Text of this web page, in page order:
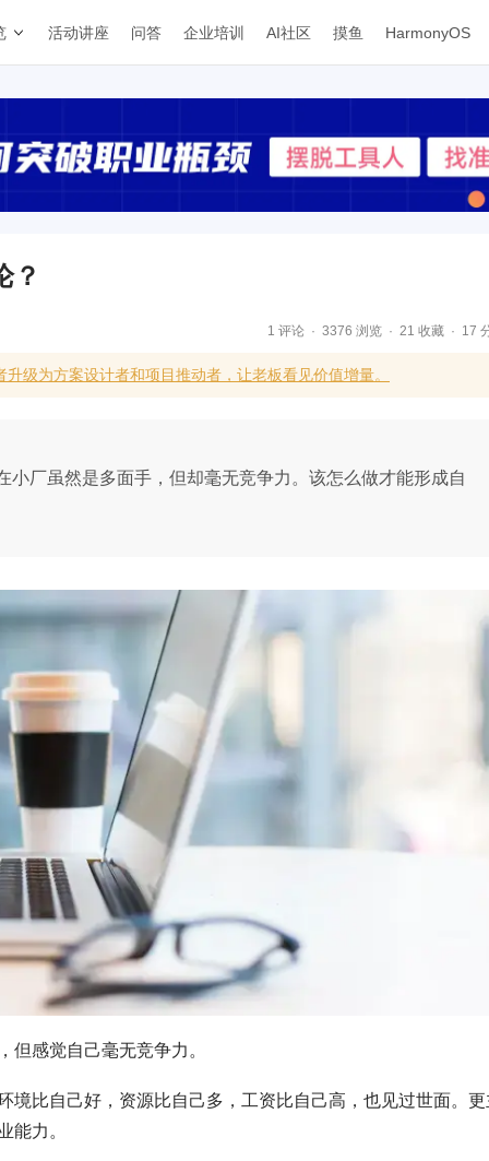
活动讲座 问答 企业培训 AI社区 摸鱼 HarmonyOS
？
1 评论 3376 浏览 21 收藏 17
级为方案设计者和项目推动者，让老板看见价值增量。
厂虽然是多面手，但却毫无竞争力。该怎么做才能形成自
但感觉自己毫无竞争力。
境比自己好，资源比自己多，工资比自己高，也见过世面。更
能力。